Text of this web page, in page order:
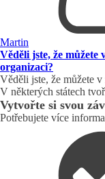
Martin
Věděli jste, že můžete
organizaci?
Věděli jste, že můžete
V některých státech
Vytvořte si svou
Potřebujete více